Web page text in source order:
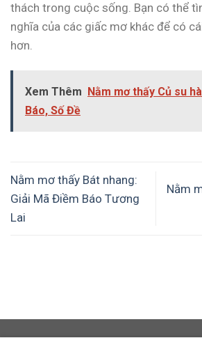
thách trong cuộc sống. Bạn có thể
nghĩa của các giấc mơ khác để có
hơn.
Xem Thêm Nằm mơ thấy Củ su
Báo, Số Đề
Nằm mơ thấy Bát nhang:
Giải Mã Điềm Báo Tương
Lai
Nằm